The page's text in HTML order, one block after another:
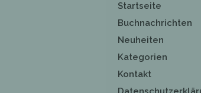
Startseite
Buchnachrichten
Neuheiten
Kategorien
Kontakt